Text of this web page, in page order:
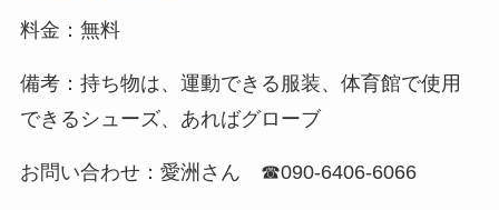
料金：無料
備考：持ち物は、運動できる服装、体育館で使用
できるシューズ、あればグローブ
お問い合わせ：愛洲さん ☎090-6406-6066